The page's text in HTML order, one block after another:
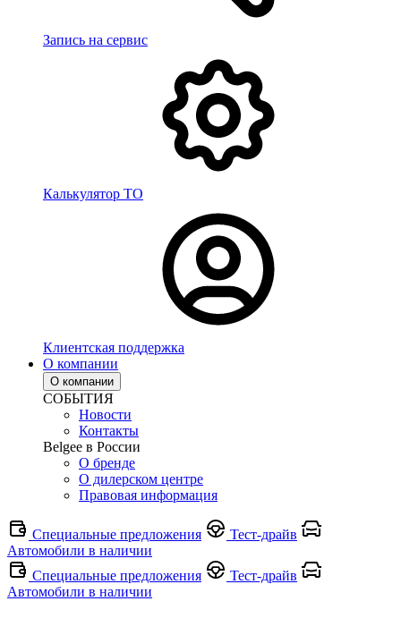
Запись на сервис
Калькулятор ТО
Клиентская поддержка
О компании
О компании
СОБЫТИЯ
Новости
Контакты
Belgee в России
О бренде
О дилерском центре
Правовая информация
Специальные предложения
Тест-драйв
Автомобили в наличии
Специальные предложения
Тест-драйв
Автомобили в наличии